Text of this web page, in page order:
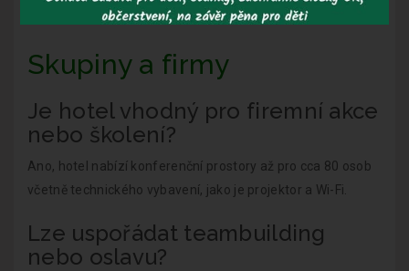
Skupiny a firmy
Je hotel vhodný pro firemní akce
nebo školení?
Ano, hotel nabízí konferenční prostory až pro cca 80 osob
včetně technického vybavení, jako je projektor a Wi-Fi.
Lze uspořádat teambuilding
nebo oslavu?